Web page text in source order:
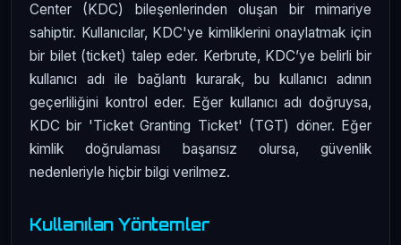
Center (KDC) bileşenlerinden oluşan bir mimariye
sahiptir. Kullanıcılar, KDC'ye kimliklerini onaylatmak için
bir bilet (ticket) talep eder. Kerbrute, KDC’ye belirli bir
kullanıcı adı ile bağlantı kurarak, bu kullanıcı adının
geçerliliğini kontrol eder. Eğer kullanıcı adı doğruysa,
KDC bir 'Ticket Granting Ticket' (TGT) döner. Eğer
kimlik doğrulaması başarısız olursa, güvenlik
nedenleriyle hiçbir bilgi verilmez.
Kullanılan Yöntemler